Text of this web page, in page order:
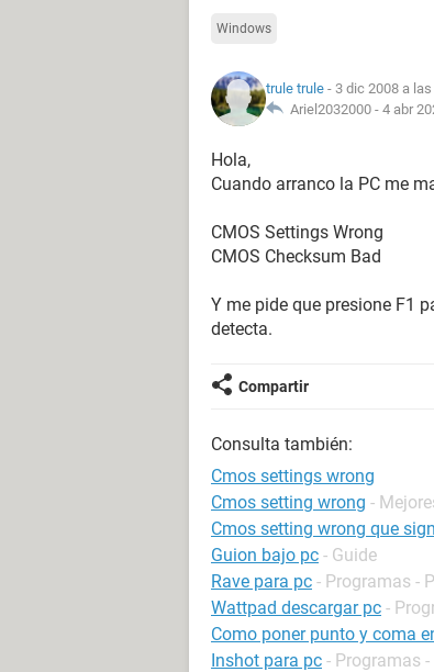
Windows
trule trule - 3 dic 2008 a
Ariel2032000 - 4 abr
Hola,
Cuando arranco la PC me
CMOS Settings Wrong
CMOS Checksum Bad
Y me pide que presione F1
detecta.
Compartir
Consulta también:
Cmos settings wrong
Cmos setting wrong -
Cmos setting wrong que
Guion bajo pc - Guide
Rave para pc - Programas -
Wattpad descargar pc -
Como poner punto y coma
Inshot para pc - Programas